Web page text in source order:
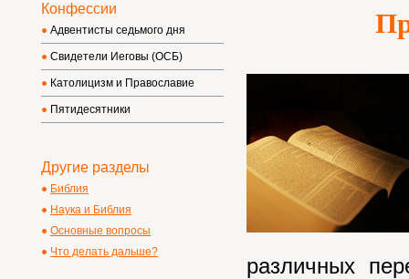
различных
Конфессии
Адвентисты седьмого дня
Свидетели Иеговы (ОСБ)
Католицизм и Православие
Пятидесятники
Другие разделы
Библия
Наука и Библия
Основные вопросы
Что делать дальше?